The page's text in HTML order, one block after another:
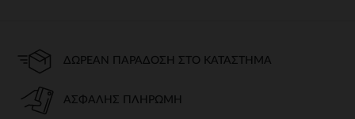
ΔΩΡΕΆΝ ΠΑΡΆΔΟΣΗ ΣΤΟ ΚΑΤΆΣΤΗΜΑ
ΑΣΦΑΛΉΣ ΠΛΗΡΩΜΉ